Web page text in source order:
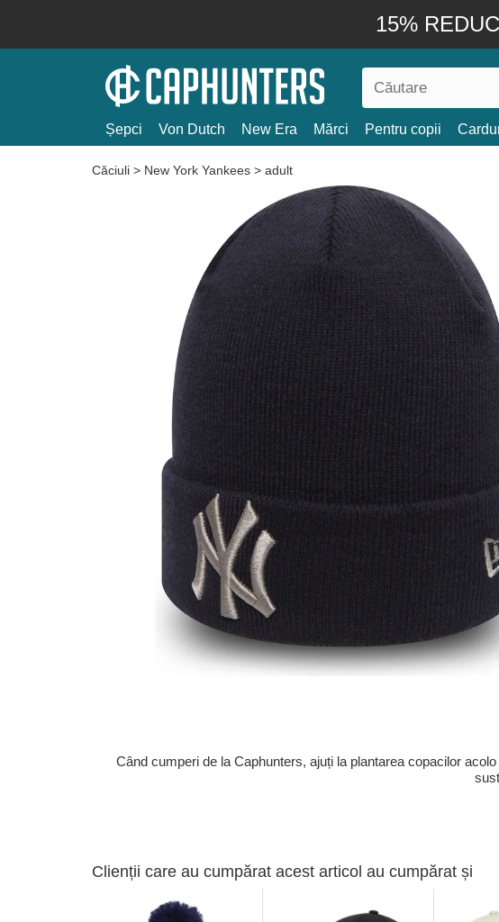
15%
Șepci Von Dutch New Era Mărci Pentru copii
Căciuli > New York Yankees > adult
Când cumperi de la Caphunters, ajuți la plantarea copacilor
Clienții care au cumpărat acest articol au cumpărat și